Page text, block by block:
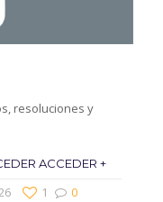
resoluciones y
ACCEDER +
0
1